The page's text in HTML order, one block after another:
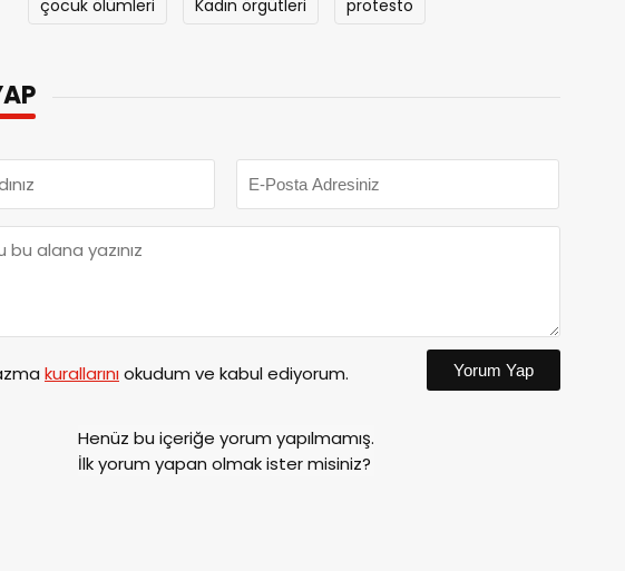
çocuk ölümleri Kadın örgütleri protesto
kurallarınıokudum ve kabul ediyorum. Yorum Yap
Henüz bu içeriğe yorum yapılmamış.
İlk yorum yapan olmak ister misiniz?